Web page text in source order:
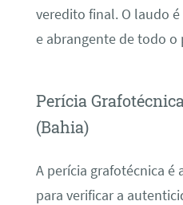
veredito final. O laudo
e abrangente de todo o
Perícia
(Bahia)
A perícia grafotécnica
para verificar a